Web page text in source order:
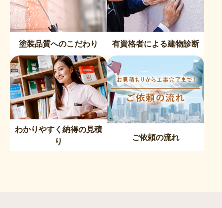
塗装品質へのこだわり 有資格者による建物診断
わかりやすく納得の見積
り
ご依頼の流れ